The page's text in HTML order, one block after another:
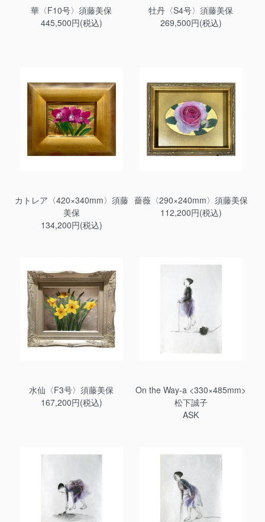
華〈F10号〉須藤美保
445,500円(税込)
牡丹〈S4号〉須藤美保
269,500円(税込)
カトレア〈420×340mm〉須藤
美保
134,200円(税込)
薔薇〈290×240mm〉須藤美保
112,200円(税込)
水仙〈F3号〉須藤美保
167,200円(税込)
On the Way-a <330×485mm>
松下誠子
ASK